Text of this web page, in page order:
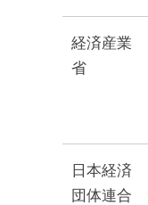
経済産業
省
日本経済
団体連合